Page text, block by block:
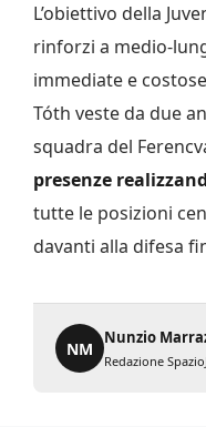
L’obiettivo della
rinforzi a medio-
immediate e
Tóth veste da due
squadra del
presenze
tutte le posizioni
davanti alla difesa
NM
Nunzio
Redazione SpazioJ